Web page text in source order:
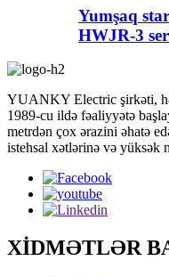
Yumşaq
HWJR-3
YUANKY Electric şirkəti,
1989-cu ildə fəaliyyətə
metrdən çox ərazini əhatə
istehsal xətlərinə və yüksək
XİDMƏTLƏR